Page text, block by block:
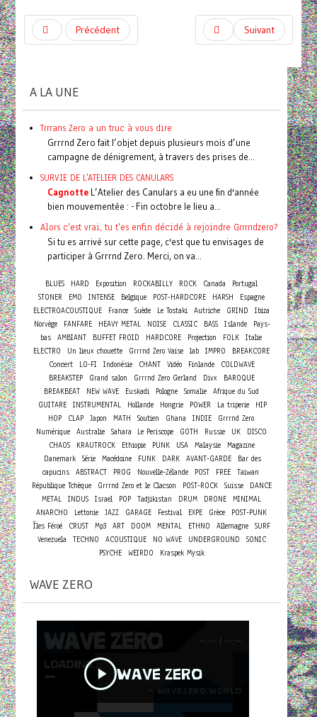
Précédent Suivant
A LA UNE
Trrrans Zero a un truc à vous dire
Grrrnd Zero fait l’objet depuis plusieurs mois d’une
campagne de dénigrement, à travers des prises de...
SURVIE DE L'ATELIER DES CANULARS
CagnotteL’Atelier des Canulars a eu une fin d'année
bien mouvementée : - Fin octobre le lieu a...
Alors c'est vrai, tu t'es enfin décidé à rejoindre Grrrndzero?
Si tu es arrivé sur cette page, c'est que tu envisages de
participer à Grrrnd Zero. Merci, on va...
BLUES HARD Exposition ROCKABILLY ROCK Canada
Portugal
STONER
EMO INTENSE Belgique POST-HARDCORE HARSH
Espagne
ELECTROACOUSTIQUE
France Suède Le Tostaki Autriche GRIND
Ibiza
Norvège
FANFARE HEAVY METAL NOISE CLASSIC BASS Islande
Pays-
bas
AMBIANT BUFFET FROID HARDCORE Projection FOLK
Italie
ELECTRO
Un lieux chouette Grrrnd Zero Vaise lab IMPRO BREAKCORE
Concert LO-FI Indonésie CHANT Vidéo Finlande
COLDWAVE
BREAKSTEP
Grand salon Grrrnd Zero Gerland Divx
BAROQUE
BREAKBEAT
NEW WAVE Euskadi Pologne Somalie Afrique du Sud
GUITARE
INSTRUMENTAL Hollande Hongrie POWER La triperie
HIP
HOP
CLAP Japon MATH Soutien Ghana INDIE
Grrrnd Zero
Numérique Australie Sahara Le Periscope GOTH Russie UK
DISCO
CHAOS
KRAUTROCK Ethiopie PUNK USA Malaysie
Magazine
Danemark
Série Macédoine FUNK DARK AVANT-GARDE
Bar des
capucins ABSTRACT PROG Nouvelle-Zélande POST FREE Taiwan
République Tchèque
Grrrnd Zero et le Clacson POST-ROCK Suisse
DANCE
METAL INDUS Israel POP Tadjikistan DRUM DRONE MINIMAL
ANARCHO
Lettonie JAZZ GARAGE Festival EXPE Grèce
POST-PUNK
Îles Féroé
CRUST Mp3 ART DOOM MENTAL ETHNO Allemagne
SURF
Venezuela
TECHNO ACOUSTIQUE NO WAVE UNDERGROUND
SONIC
PSYCHE
WEIRDO Kraspek Mysik
WAVE ZERO